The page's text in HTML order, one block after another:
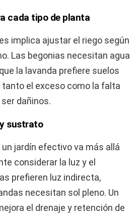
cada tipo de planta
implica ajustar el riego según
Las begonias necesitan agua
la lavanda prefiere suelos
el exceso como la falta
dañinos.
sustrato
jardín efectivo va más allá
considerar la luz y el
prefieren luz indirecta,
necesitan sol pleno. Un
el drenaje y retención de